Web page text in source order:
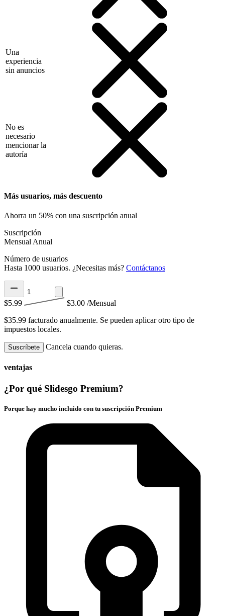
Una
experiencia
sin anuncios
No es
necesario
mencionar la
autoría
Más usuarios, más descuento
Ahorra un 50% con una suscripción anual
Suscripción
Mensual Anual
Número de usuarios
Hasta 1000 usuarios. ¿Necesitas más? Contáctanos
$5.99 $3.00 /Mensual
$35.99 facturado anualmente. Se pueden aplicar otro tipo de
impuestos locales.
Suscríbete Cancela cuando quieras.
ventajas
¿Por qué Slidesgo Premium?
Porque hay mucho incluido con tu suscripción Premium